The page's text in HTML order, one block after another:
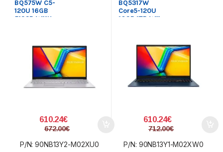
BQ575W C5-
120U 16GB
512GB W11H
610.24€
672.00€
P/N: 90NB13Y2-M02XU0
BQ5317W
Core5-120U
16GB 1TB W11
610.24€
712.00€
P/N: 90NB13Y1-M02XW0